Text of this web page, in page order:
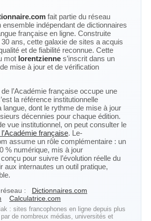
fait partie du réseau
ensemble indépendant de dictionnaires
française en ligne. Construite
ans, cette galaxie de sites a acquis
et de fiabilité reconnue. Cette
mot lorentzienne s’inscrit dans un
mise à jour et de vérification
l’Académie française occupe une
la référence institutionnelle
langue, dont le rythme de mise à jour
décennies pour chaque édition.
vue institutionnel, on peut consulter le
française. Le-
assume un rôle complémentaire : un
% numérique, mis à jour
pour suivre l’évolution réelle du
aux internautes un outil pratique,
:
Dictionnaires.com
Calculatrice.com
: sites francophones en ligne depuis plus
de nombreux médias, universités et